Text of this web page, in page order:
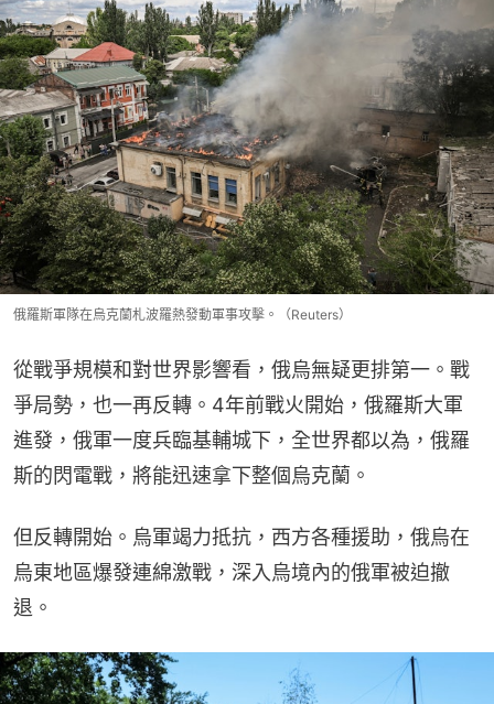
俄羅斯軍隊在烏克蘭札波羅熱發動軍事攻擊。（Reuters）
從戰爭規模和對世界影響看，俄烏無疑更排第一。戰
爭局勢，也一再反轉。4年前戰火開始，俄羅斯大軍
進發，俄軍一度兵臨基輔城下，全世界都以為，俄羅
斯的閃電戰，將能迅速拿下整個烏克蘭。
但反轉開始。烏軍竭力抵抗，西方各種援助，俄烏在
烏東地區爆發連綿激戰，深入烏境內的俄軍被迫撤
退。